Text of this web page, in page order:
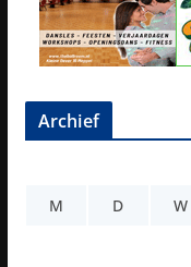
Archief
M
D W